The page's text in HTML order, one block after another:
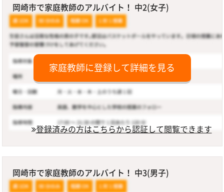
岡崎市で家庭教師のアルバイト！ 中2(女子)
家庭教師に登録して詳細を見る
登録済みの方はこちらから認証して閲覧できます
岡崎市で家庭教師のアルバイト！ 中3(男子)